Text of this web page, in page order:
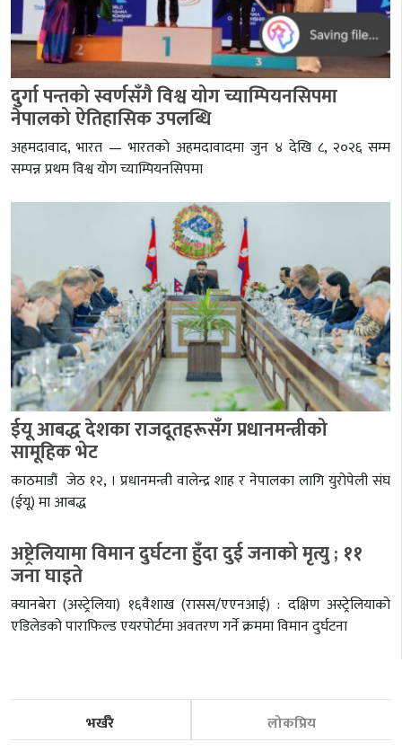
दुर्गा पन्तको स्वर्णसँगै विश्व योग च्याम्पियनसिपमा
नेपालको ऐतिहासिक उपलब्धि
अहमदावाद, भारत — भारतको अहमदावादमा जुन ४ देखि ८, २०२६ सम्म
सम्पन्न प्रथम विश्व योग च्याम्पियनसिपमा
ईयू आबद्ध देशका राजदूतहरूसँग प्रधानमन्त्रीको
सामूहिक भेट
काठमाडौं जेठ १२, । प्रधानमन्त्री वालेन्द्र शाह र नेपालका लागि युरोपेली संघ
(ईयू) मा आबद्ध
अष्ट्रेलियामा विमान दुर्घटना हुँदा दुई जनाको मृत्यु ; ११
जना घाइते
क्यानबेरा (अस्ट्रेलिया) १६वैशाख (रासस/एएनआई) : दक्षिण अस्ट्रेलियाको
एडिलेडको पाराफिल्ड एयरपोर्टमा अवतरण गर्ने क्रममा विमान दुर्घटना
भर्खरै लोकप्रिय